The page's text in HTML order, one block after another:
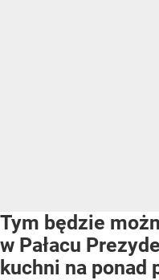
Tym będzie
w Pałacu
kuchni na ponad